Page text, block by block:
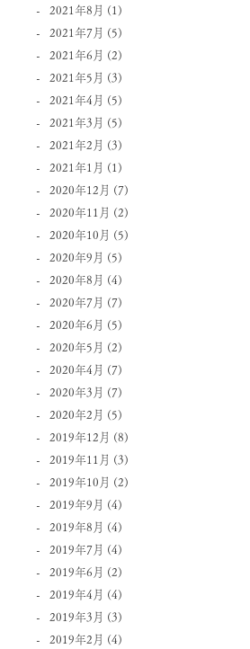
2021年8月 (1)
2021年7月 (5)
2021年6月 (2)
2021年5月 (3)
2021年4月 (5)
2021年3月 (5)
2021年2月 (3)
2021年1月 (1)
2020年12月 (7)
2020年11月 (2)
2020年10月 (5)
2020年9月 (5)
2020年8月 (4)
2020年7月 (7)
2020年6月 (5)
2020年5月 (2)
2020年4月 (7)
2020年3月 (7)
2020年2月 (5)
2019年12月 (8)
2019年11月 (3)
2019年10月 (2)
2019年9月 (4)
2019年8月 (4)
2019年7月 (4)
2019年6月 (2)
2019年4月 (4)
2019年3月 (3)
2019年2月 (4)